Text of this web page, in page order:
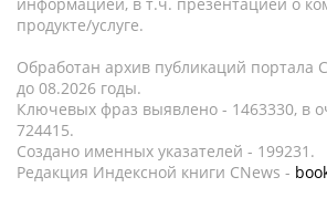
продукте/услуге.
Обработан архив публикаций портала
до 08.2026 годы.
Ключевых фраз выявлено - 1463330, в
724415.
Создано именных указателей - 199231.
Редакция Индексной книги CNews -